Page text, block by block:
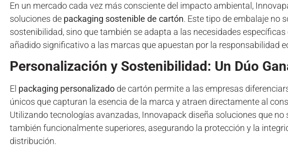
En un mercado cada vez más consciente del impacto ambiental,
soluciones de packaging sostenible de cartón. Este tipo de embalaje no
sostenibilidad, sino que también se adapta a las necesidades
añadido significativo a las marcas que apuestan por la responsabilidad
Personalización y Sostenibilidad: Un Dúo
El packaging personalizado de cartón permite a las empresas
únicos que capturan la esencia de la marca y atraen directamente al
Utilizando tecnologías avanzadas, Innovapack diseña soluciones que
también funcionalmente superiores, asegurando la protección y la
distribución.